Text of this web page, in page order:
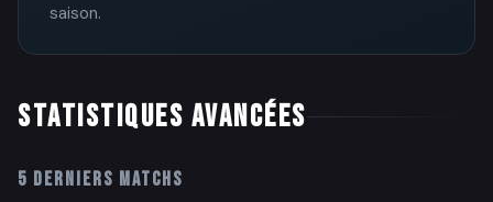
saison.
STATISTIQUES AVANCÉES
5 DERNIERS MATCHS